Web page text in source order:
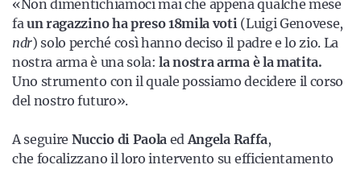
«Non dimentichiamoci mai che appena qualche mese
faun ragazzino ha preso 18mila voti(Luigi Genovese,
ndr) solo perché così hanno deciso il padre e lo zio. La
nostra arma è una sola:la nostra arma è la matita.
Uno strumento con il quale possiamo decidere il corso
del nostro futuro».
A seguire Nuccio di Paola edAngela Raffa,
che focalizzano il loro intervento su efficientamento